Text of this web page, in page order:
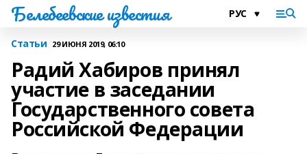
Белебеевские известия
Статьи 29 ИЮНЯ 2019, 06:10
Радий Хабиров принял
участие в заседании
Государственного совета
Российской Федерации